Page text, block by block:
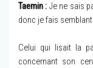
Taemin : Je ne sais
donc je fais
Celui qui lisait la
concernant son